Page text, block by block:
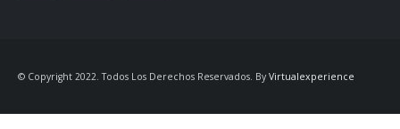
© Copyright 2022. Todos Los Derechos Reservados. By Virtualexperience